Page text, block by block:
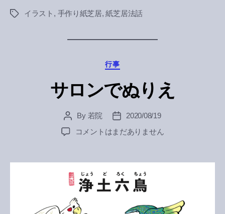
Tags イラスト , 手作り紙芝居,紙芝居法話
Categories
行事
サロンでぬりえ
Post
author
By 若院
Post
date
2020/08/19
サ
で
ぬ
り
え
へ
コメントはまだありません